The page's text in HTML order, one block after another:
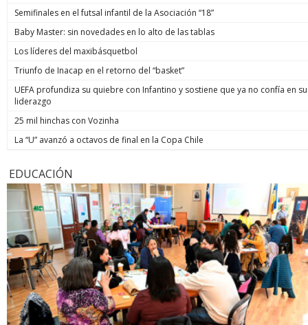
Semifinales en el futsal infantil de la Asociación “18”
Baby Master: sin novedades en lo alto de las tablas
Los líderes del maxibásquetbol
Triunfo de Inacap en el retorno del “basket”
UEFA profundiza su quiebre con Infantino y sostiene que ya no confía en su
liderazgo
25 mil hinchas con Vozinha
La “U” avanzó a octavos de final en la Copa Chile
EDUCACIÓN